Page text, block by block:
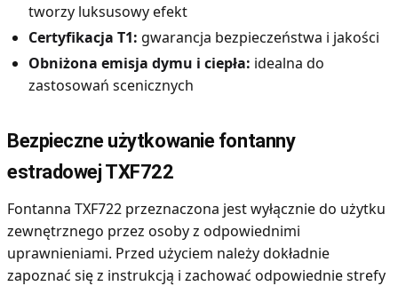
tworzy luksusowy efekt
Certyfikacja T1: gwarancja bezpieczeństwa i jakości
Obniżona emisja dymu i ciepła: idealna do
zastosowań scenicznych
Bezpieczne użytkowanie fontanny
estradowej TXF722
Fontanna TXF722 przeznaczona jest wyłącznie do użytku
zewnętrznego przez osoby z odpowiednimi
uprawnieniami. Przed użyciem należy dokładnie
zapoznać się z instrukcją i zachować odpowiednie strefy